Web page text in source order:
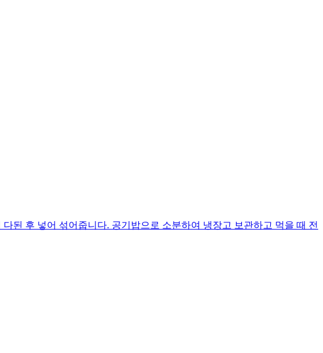
된 후 넣어 섞어줍니다. 공기밥으로 소분하여 냉장고 보관하고 먹을 때 전